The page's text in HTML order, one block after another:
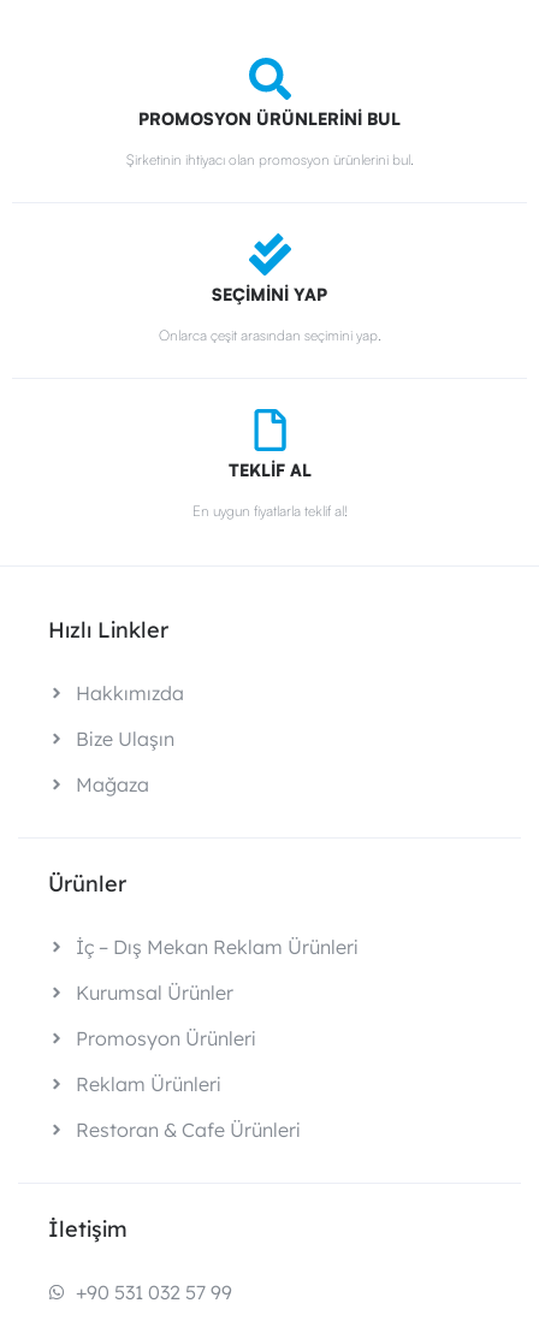
PROMOSYON ÜRÜNLERİNİ BUL
Şirketinin ihtiyacı olan promosyon ürünlerini bul.
SEÇİMİNİ YAP
Onlarca çeşit arasından seçimini yap.
TEKLİF AL
En uygun fiyatlarla teklif al!
Hızlı Linkler
Hakkımızda
Bize Ulaşın
Mağaza
Ürünler
İç – Dış Mekan Reklam Ürünleri
Kurumsal Ürünler
Promosyon Ürünleri
Reklam Ürünleri
Restoran & Cafe Ürünleri
İletişim
+90 531 032 57 99